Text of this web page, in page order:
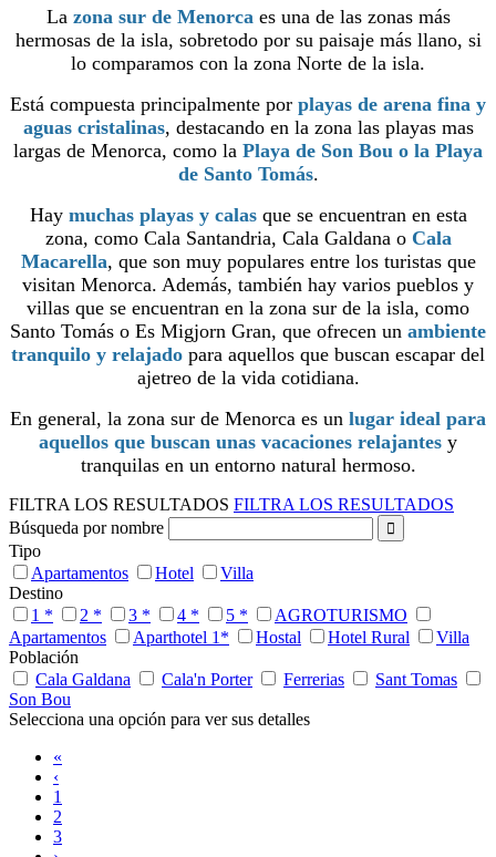
La zona sur de Menorcaes una de las zonas más
hermosas de la isla, sobretodo por su paisaje más llano, si
lo comparamos con la zona Norte de la isla.
Está compuesta principalmente por playas de arena fina y
aguas cristalinas, destacando en la zona las playas mas
largas de Menorca, como la Playa de Son Bou o la Playa
de Santo Tomás.
Hay muchas playas y calasque se encuentran en esta
zona, como Cala Santandria, Cala Galdana o Cala
Macarella, que son muy populares entre los turistas que
visitan Menorca. Además, también hay varios pueblos y
villas que se encuentran en la zona sur de la isla, como
Santo Tomás o Es Migjorn Gran, que ofrecen un ambiente
tranquilo y relajado para aquellos que buscan escapar del
ajetreo de la vida cotidiana.
En general, la zona sur de Menorca es un lugar ideal para
aquellos que buscan unas vacaciones relajantes y
tranquilas en un entorno natural hermoso.
FILTRA LOS RESULTADOS FILTRA LOS RESULTADOS
Búsqueda por nombre
Tipo
Apartamentos
Hotel
Villa
Destino
1 *
2 * 3 * 4 * 5 *
AGROTURISMO
Apartamentos
Aparthotel 1* Hostal Hotel Rural
Villa
Población
Cala Galdana
Cala'n Porter Ferrerias
Sant Tomas
Son Bou
Selecciona una opción para ver sus detalles
«
‹
1
2
3